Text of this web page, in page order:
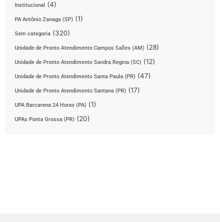
Institucional (4)
PA Antônio Zanaga (SP) (1)
Sem categoria (320)
Unidade de Pronto Atendimento Campos Salles (AM) (28)
Unidade de Pronto Atendimento Sandra Regina (SC) (12)
Unidade de Pronto Atendimento Santa Paula (PR) (47)
Unidade de Pronto Atendimento Santana (PR) (17)
UPA Barcarena 24 Horas (PA) (1)
UPAs Ponta Grossa (PR) (20)